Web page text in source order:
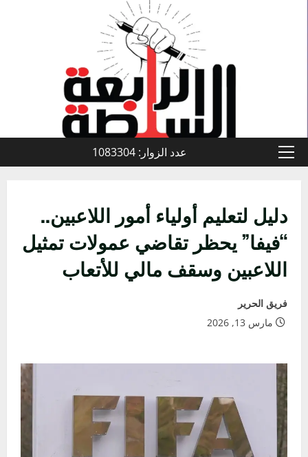
القائمة
عدد الزوار: 1083304
دليل لتعليم أولياء أمور اللاعبين..
“فيفا” يحظر تقاضي عمولات تمثيل
اللاعبين وسقف مالي للأتعاب
فريق الحرير
مارس 13, 2026